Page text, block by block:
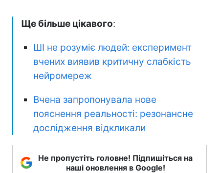
Ще більше цікавого:
ШІ не розуміє людей: експеримент
вчених виявив критичну слабкість
нейромереж
Вчена запропонувала нове
пояснення реальності: резонансне
дослідження відкликали
Не пропустіть головне! Підпишіться на
наші оновлення в Google!